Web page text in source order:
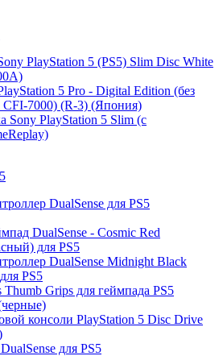
PlayStation 5 (PS5) Slim Disc White
5 Pro - Digital Edition (без
CFI-7000) (R-3) (Япония)
Sony PlayStation 5 Slim (с
DualSense для PS5
DualSense - Cosmic Red
для PS5
DualSense Midnight Black
PS5
Grips для геймпада PS5
консоли PlayStation 5 Disc Drive
для PS5